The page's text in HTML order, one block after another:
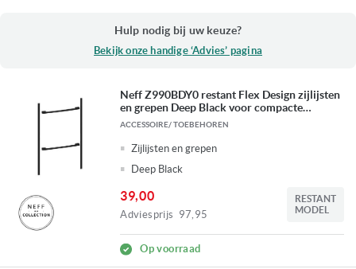
Hulp nodig bij uw keuze?
Bekijk onze handige ‘Advies’ pagina
Neff Z990BDY0 restant Flex Design zijlijsten
en grepen Deep Black voor compacte
bakoven 45 cm + compacte bakoven 45 cm
ACCESSOIRE/ TOEBEHOREN
Zijlijsten en grepen
Deep Black
39,00
Adviesprijs 97,95
RESTANT
MODEL
Op voorraad